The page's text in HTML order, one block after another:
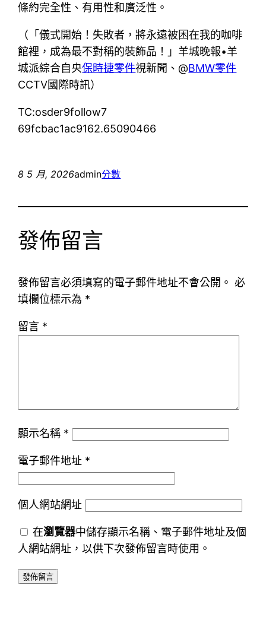
條約完全性、有用性和廣泛性。
（「儀式開始！失敗者，將永遠被困在我的咖啡
館裡，成為最不對稱的裝飾品！」羊城晚報•羊
城派綜合自央保時捷零件視新聞、@BMW零件
CCTV國際時訊）
TC:osder9follow7
69fcbac1ac9162.65090466
8 5 月, 2026admin分數
發佈留言
發佈留言必須填寫的電子郵件地址不會公開。 必
填欄位標示為 *
留言 *
顯示名稱 *
電子郵件地址 *
個人網站網址
在瀏覽器中儲存顯示名稱、電子郵件地址及個
人網站網址，以供下次發佈留言時使用。